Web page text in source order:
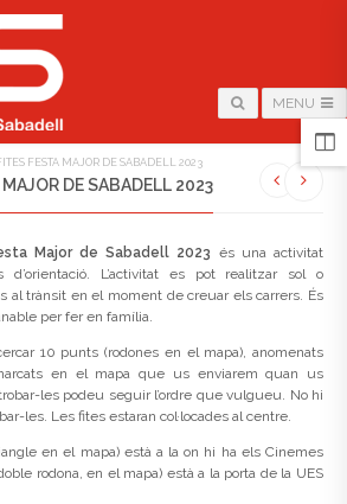
MENU
FESTA MAJOR DE SABADELL 2023
DE SABADELL 2023
Major de Sabadell 2023 és una activitat
d’orientació. L’activitat es pot realitzar sol o
al trànsit en el moment de creuar els carrers. És
per fer en família.
10 punts (rodones en el mapa), anomenats
en el mapa que us enviarem quan us
les podeu seguir l’ordre que vulgueu. No hi
les. Les fites estaran col·locades al centre.
en el mapa) està a la on hi ha els Cinemes
rodona, en el mapa) està a la porta de la UES